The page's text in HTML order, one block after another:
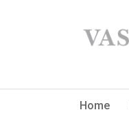
Home